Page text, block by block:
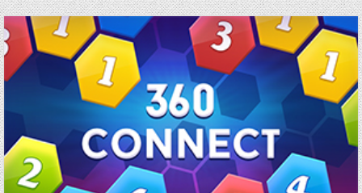
Posted
in